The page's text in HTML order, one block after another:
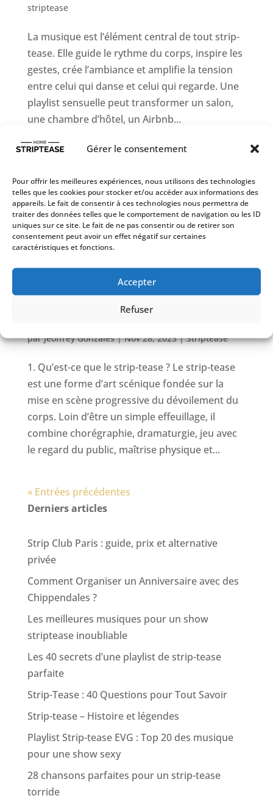
Gérer le consentement
Pour offrir les meilleures expériences, nous utilisons des technologies
telles que les cookies pour stocker et/ou accéder aux informations des
appareils. Le fait de consentir à ces technologies nous permettra de
traiter des données telles que le comportement de navigation ou les ID
uniques sur ce site. Le fait de ne pas consentir ou de retirer son
consentement peut avoir un effet négatif sur certaines
caractéristiques et fonctions.
Accepter
Refuser
striptease
La musique est l’élément central de tout strip-
tease. Elle guide le rythme du corps, inspire les
gestes, crée l’ambiance et amplifie la tension
entre celui qui danse et celui qui regarde. Une
playlist sensuelle peut transformer un salon,
une chambre d’hôtel, un Airbnb...
parJeoffrey Gonzales|Nov 28, 2025|Striptease
1. Qu’est-ce que le strip-tease ? Le strip-tease
est une forme d’art scénique fondée sur la
mise en scène progressive du dévoilement du
corps. Loin d’être un simple effeuillage, il
combine chorégraphie, dramaturgie, jeu avec
le regard du public, maîtrise physique et...
« Entrées précédentes
Derniers articles
Strip Club Paris : guide, prix et alternative
privée
Comment Organiser un Anniversaire avec des
Chippendales ?
Les meilleures musiques pour un show
striptease inoubliable
Les 40 secrets d’une playlist de strip-tease
parfaite
Strip-Tease : 40 Questions pour Tout Savoir
Strip-tease – Histoire et légendes
Playlist Strip-tease EVG : Top 20 des musique
pour une show sexy
28 chansons parfaites pour un strip-tease
torride